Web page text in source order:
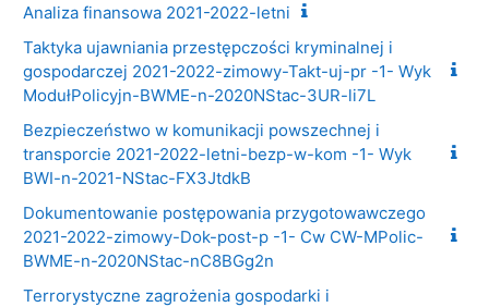
Analiza finansowa 2021-2022-letni
Taktyka ujawniania przestępczości kryminalnej i
gospodarczej 2021-2022-zimowy-Takt-uj-pr -1- Wyk
ModułPolicyjn-BWME-n-2020NStac-3UR-li7L
Bezpieczeństwo w komunikacji powszechnej i
transporcie 2021-2022-letni-bezp-w-kom -1- Wyk
BWI-n-2021-NStac-FX3JtdkB
Dokumentowanie postępowania przygotowawczego
2021-2022-zimowy-Dok-post-p -1- Cw CW-MPolic-
BWME-n-2020NStac-nC8BGg2n
Terrorystyczne zagrożenia gospodarki i